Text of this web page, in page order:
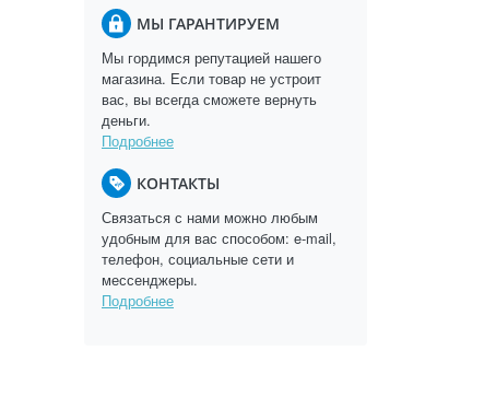
МЫ ГАРАНТИРУЕМ
Мы гордимся репутацией нашего
магазина. Если товар не устроит
вас, вы всегда сможете вернуть
деньги.
Подробнее
КОНТАКТЫ
Связаться с нами можно любым
удобным для вас способом: e-mail,
телефон, социальные сети и
мессенджеры.
Подробнее